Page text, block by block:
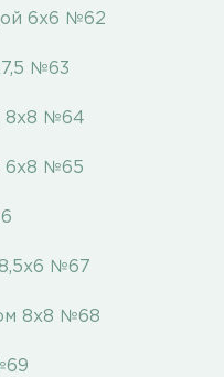
6х6 №62
№63
8х8 №64
6х8 №65
№67
8x8 №68